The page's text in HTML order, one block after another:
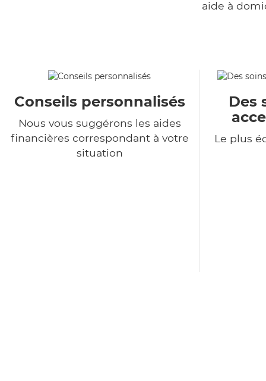
aide à
Conseils personnalisés
Nous vous suggérons les aides
financières correspondant à votre
situation
Des
Le plus